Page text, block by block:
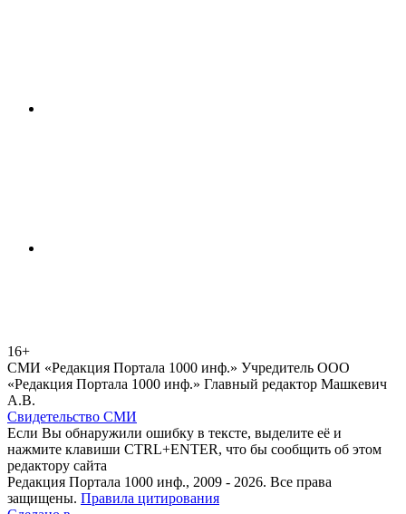
16+
СМИ «Редакция Портала 1000 инф.» Учредитель ООО
«Редакция Портала 1000 инф.» Главный редактор Машкевич
А.В.
Свидетельство СМИ
Если Вы обнаружили ошибку в тексте, выделите её и
нажмите клавиши CTRL+ENTER, что бы сообщить об этом
редактору сайта
Редакция Портала 1000 инф., 2009 - 2026. Все права
защищены. Правила цитирования